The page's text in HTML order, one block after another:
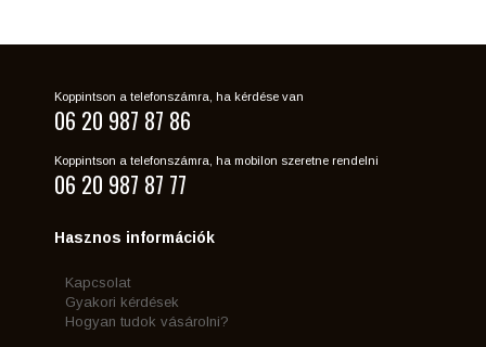
Koppintson a telefonszámra, ha kérdése van
06 20 987 87 86
Koppintson a telefonszámra, ha mobilon szeretne rendelni
06 20 987 87 77
Hasznos információk
Kapcsolat
Gyakori kérdések
Hogyan tudok vásárolni?